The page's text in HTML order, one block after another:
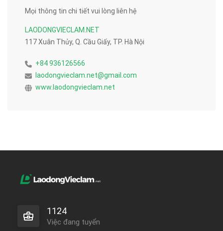
Mọi thông tin chi tiết vui lòng liên hệ
LAODONGVIECLAM.NET
117 Xuân Thủy, Q. Cầu Giấy, TP. Hà Nội
+84 936126566
laodongvieclam.net@gmail.com
www.laodongvieclam.net
1124
Việc đang tuyển